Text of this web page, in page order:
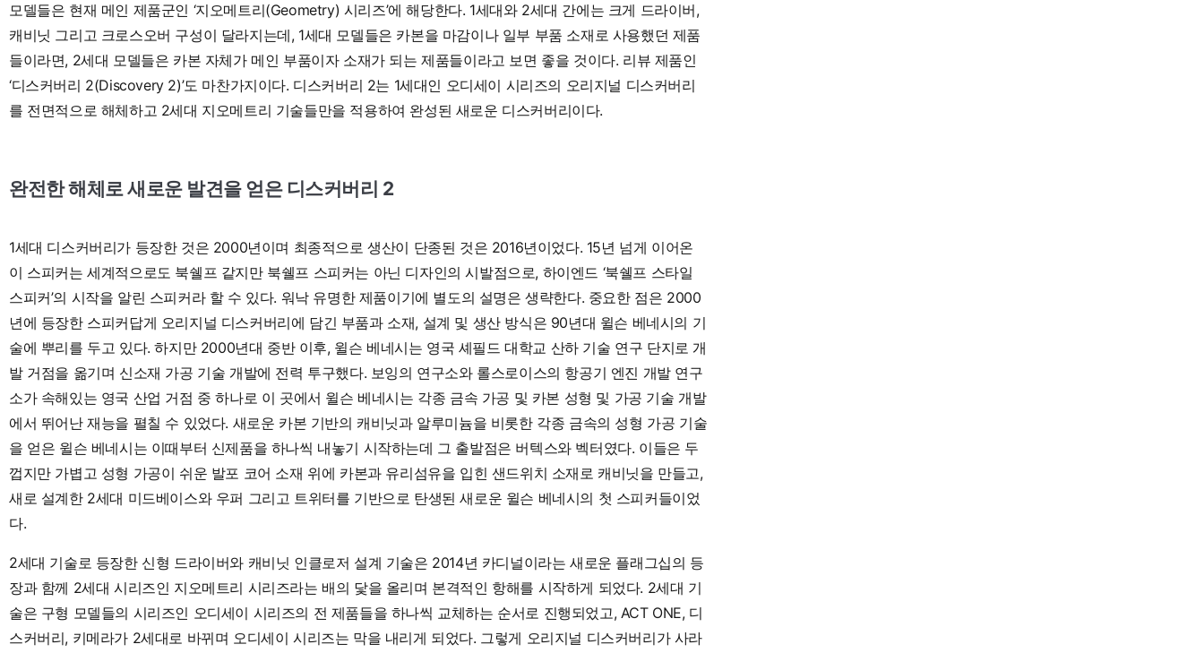
모델들은 현재 메인 제품군인 ‘지오메트리(Geometry) 시리즈’에 해당한다. 1세대와 2세대 간에는 크게 드라이버,
캐비닛 그리고 크로스오버 구성이 달라지는데, 1세대 모델들은 카본을 마감이나 일부 부품 소재로 사용했던 제품
들이라면, 2세대 모델들은 카본 자체가 메인 부품이자 소재가 되는 제품들이라고 보면 좋을 것이다. 리뷰 제품인
‘디스커버리 2(Discovery 2)’도 마찬가지이다. 디스커버리 2는 1세대인 오디세이 시리즈의 오리지널 디스커버리
를 전면적으로 해체하고 2세대 지오메트리 기술들만을 적용하여 완성된 새로운 디스커버리이다.
완전한 해체로 새로운 발견을 얻은 디스커버리 2
1세대 디스커버리가 등장한 것은 2000년이며 최종적으로 생산이 단종된 것은 2016년이었다. 15년 넘게 이어온
이 스피커는 세계적으로도 북쉘프 같지만 북쉘프 스피커는 아닌 디자인의 시발점으로, 하이엔드 ‘북쉘프 스타일
스피커’의 시작을 알린 스피커라 할 수 있다. 워낙 유명한 제품이기에 별도의 설명은 생략한다. 중요한 점은 2000
년에 등장한 스피커답게 오리지널 디스커버리에 담긴 부품과 소재, 설계 및 생산 방식은 90년대 윌슨 베네시의 기
술에 뿌리를 두고 있다. 하지만 2000년대 중반 이후, 윌슨 베네시는 영국 셰필드 대학교 산하 기술 연구 단지로 개
발 거점을 옮기며 신소재 가공 기술 개발에 전력 투구했다. 보잉의 연구소와 롤스로이스의 항공기 엔진 개발 연구
소가 속해있는 영국 산업 거점 중 하나로 이 곳에서 윌슨 베네시는 각종 금속 가공 및 카본 성형 및 가공 기술 개발
에서 뛰어난 재능을 펼칠 수 있었다. 새로운 카본 기반의 캐비닛과 알루미늄을 비롯한 각종 금속의 성형 가공 기술
을 얻은 윌슨 베네시는 이때부터 신제품을 하나씩 내놓기 시작하는데 그 출발점은 버텍스와 벡터였다. 이들은 두
껍지만 가볍고 성형 가공이 쉬운 발포 코어 소재 위에 카본과 유리섬유을 입힌 샌드위치 소재로 캐비닛을 만들고,
새로 설계한 2세대 미드베이스와 우퍼 그리고 트위터를 기반으로 탄생된 새로운 윌슨 베네시의 첫 스피커들이었
다.
2세대 기술로 등장한 신형 드라이버와 캐비닛 인클로저 설계 기술은 2014년 카디널이라는 새로운 플래그십의 등
장과 함께 2세대 시리즈인 지오메트리 시리즈라는 배의 닻을 올리며 본격적인 항해를 시작하게 되었다. 2세대 기
술은 구형 모델들의 시리즈인 오디세이 시리즈의 전 제품들을 하나씩 교체하는 순서로 진행되었고, ACT ONE, 디
스커버리, 키메라가 2세대로 바뀌며 오디세이 시리즈는 막을 내리게 되었다. 그렇게 오리지널 디스커버리가 사라